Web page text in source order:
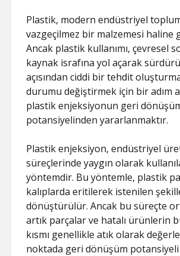
Plastik, modern endüstriyel
vazgeçilmez bir malzemesi haline
Ancak plastik kullanımı, çevresel
kaynak israfına yol açarak
açısından ciddi bir tehdit
durumu değiştirmek için bir adım
plastik enjeksiyonun geri
potansiyelinden yararlanmaktır.
Plastik enjeksiyon, endüstriyel
süreçlerinde yaygın olarak
yöntemdir. Bu yöntemle, plastik
kalıplarda eritilerek istenilen
dönüştürülür. Ancak bu süreçte
artık parçalar ve hatalı ürünlerin
kısmı genellikle atık olarak
noktada geri dönüşüm potansiyeli